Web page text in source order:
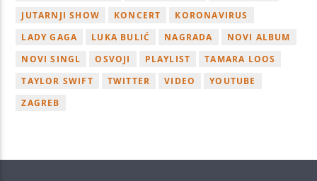
JUTARNJI SHOW
KONCERT
KORONAVIRUS
LADY GAGA
LUKA BULIĆ NAGRADA
NOVI ALBUM
NOVI SINGL
OSVOJI PLAYLIST
TAMARA LOOS
TAYLOR SWIFT
TWITTER VIDEO
YOUTUBE
ZAGREB